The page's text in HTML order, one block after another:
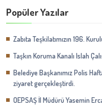
Popüler Yazılar
Zabıta Teşkilatımızın 196.
Taşkın Koruma Kanalı Islah
Belediye Başkanımız Polis
ziyaret gerçekleştirdi.
OEPSAŞ İl Müdürü Yasemin